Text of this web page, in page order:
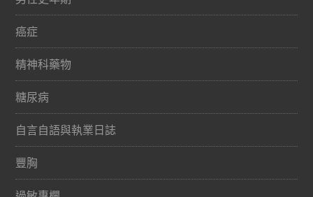
癌症
精神科藥物
糖尿病
自言自語與執業日誌
豐胸